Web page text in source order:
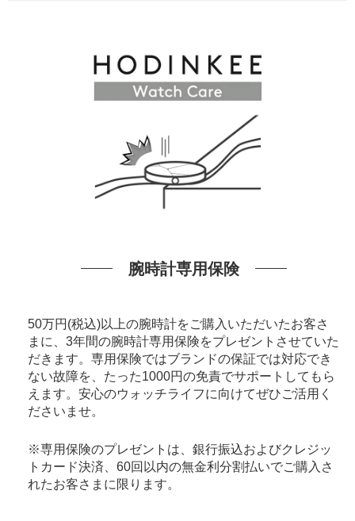
腕時計専用保険
50万円(税込)以上の腕時計をご購入いただいたお客さ
まに、3年間の腕時計専用保険をプレゼントさせていた
だきます。専用保険ではブランドの保証では対応でき
ない故障を、たった1000円の免責でサポートしてもら
えます。安心のウォッチライフに向けてぜひご活用く
ださいませ。
※専用保険のプレゼントは、銀行振込およびクレジッ
トカード決済、60回以内の無金利分割払いでご購入さ
れたお客さまに限ります。